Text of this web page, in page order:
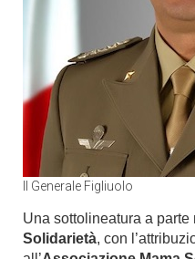
Il Generale Figliuolo
Una sottolineatura a
Solidarietà, con